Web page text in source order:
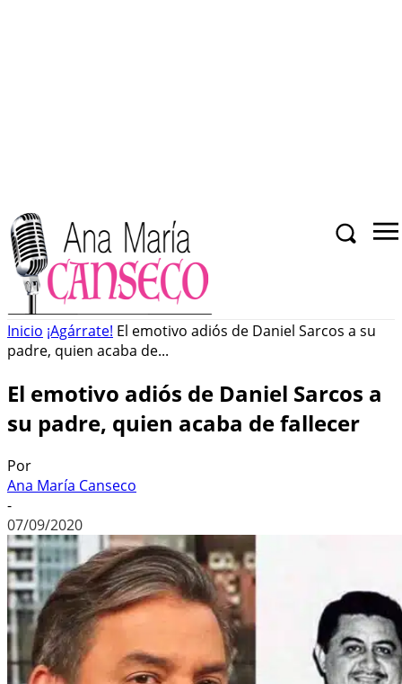
Inicio ¡Agárrate! El emotivo adiós de Daniel Sarcos a su
padre, quien acaba de...
El emotivo adiós de Daniel Sarcos a
su padre, quien acaba de fallecer
Por
Ana María Canseco
-
07/09/2020